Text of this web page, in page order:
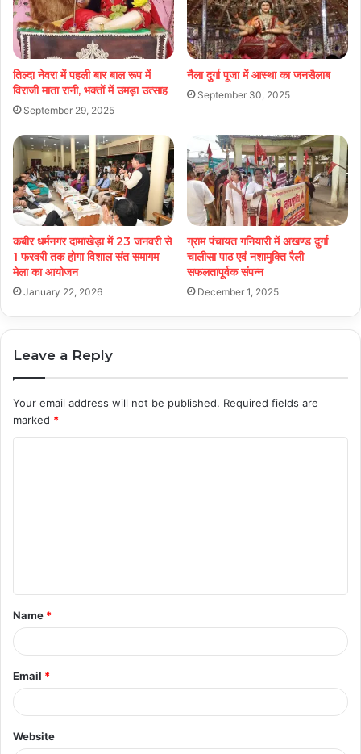
तिल्दा नेवरा में पहली बार बाल रूप में
विराजी माता रानी, भक्तों में उमड़ा उत्साह
September 29, 2025
नैला दुर्गा पूजा में आस्था का जनसैलाब
September 30, 2025
कबीर धर्मनगर दामाखेड़ा में 23 जनवरी से
1 फरवरी तक होगा विशाल संत समागम
मेला का आयोजन
January 22, 2026
ग्राम पंचायत गनियारी में अखण्ड दुर्गा
चालीसा पाठ एवं नशामुक्ति रैली
सफलतापूर्वक संपन्न
December 1, 2025
Leave a Reply
Your email address will not be published. Required fields are
marked *
t
*
Name *
Email *
Website